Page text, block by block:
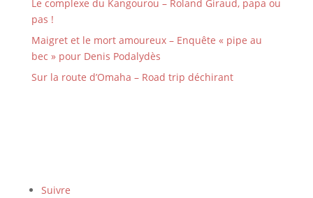
Le complexe du Kangourou – Roland Giraud, papa ou
pas !
Maigret et le mort amoureux – Enquête « pipe au
bec » pour Denis Podalydès
Sur la route d’Omaha – Road trip déchirant
Suivre